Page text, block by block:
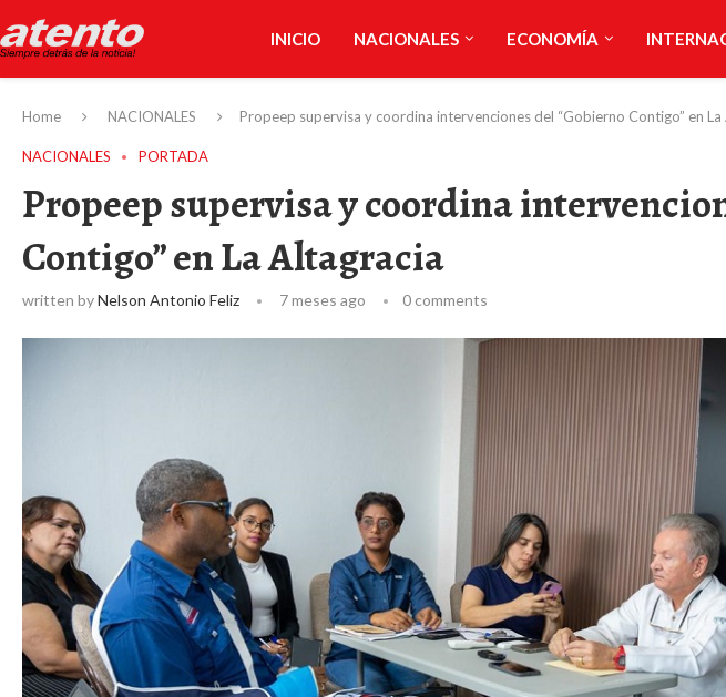
INICIO NACIONALES ECONOMÍA
Home NACIONALES Propeep supervisa y coordina intervenciones del “Gobierno Contigo” en La
NACIONALES PORTADA
Propeep supervisa y coordina
Contigo” en La Altagracia
written byNelson Antonio Feliz 7 meses ago 0 comments